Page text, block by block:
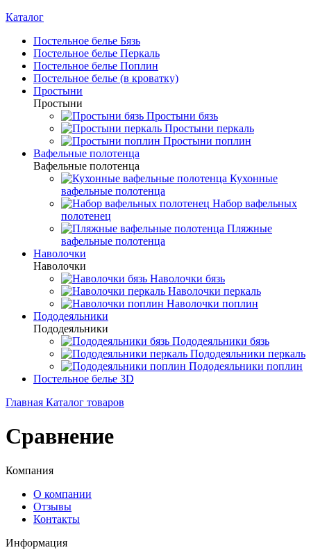
Каталог
Постельное белье Бязь
Постельное белье Перкаль
Постельное белье Поплин
Постельное белье (в кроватку)
Простыни
Простыни
Простыни бязь
Простыни перкаль
Простыни поплин
Вафельные полотенца
Вафельные полотенца
Кухонные
вафельные полотенца
Набор вафельных
полотенец
Пляжные
вафельные полотенца
Наволочки
Наволочки
Наволочки бязь
Наволочки перкаль
Наволочки поплин
Пододеяльники
Пододеяльники
Пододеяльники бязь
Пододеяльники перкаль
Пододеяльники поплин
Постельное белье 3D
Главная Каталог товаров
Сравнение
Компания
О компании
Отзывы
Контакты
Информация